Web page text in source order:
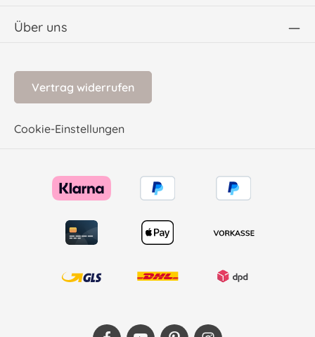
Über uns
Vertrag widerrufen
Cookie-Einstellungen